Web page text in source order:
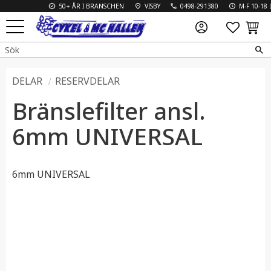
Meny
50+ ÅR I BRANSCHEN VISBY 0498-291380 M-F 10-18 L
DELAR RESERVDELAR
Bränslefilter ansl.
6mm UNIVERSAL
6mm UNIVERSAL